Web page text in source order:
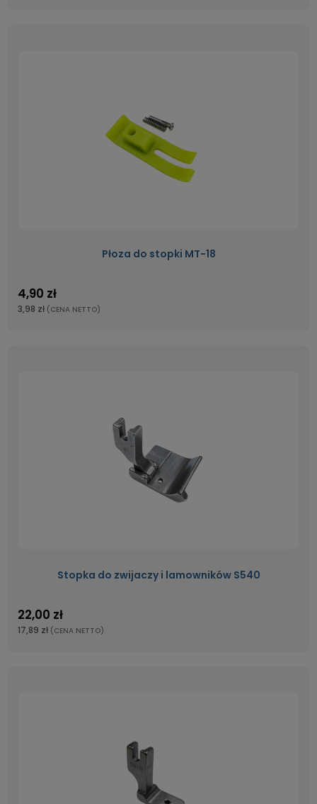
Płoza do stopki MT-18
4,90 zł
3,98 zł (CENA NETTO)
Stopka do zwijaczy i lamowników S540
22,00 zł
17,89 zł (CENA NETTO)